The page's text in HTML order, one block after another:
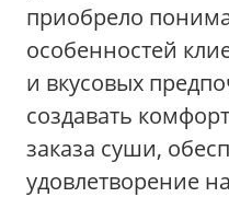
приобрело
особенностей
и вкусовых
создавать
заказа суши,
удовлетворение